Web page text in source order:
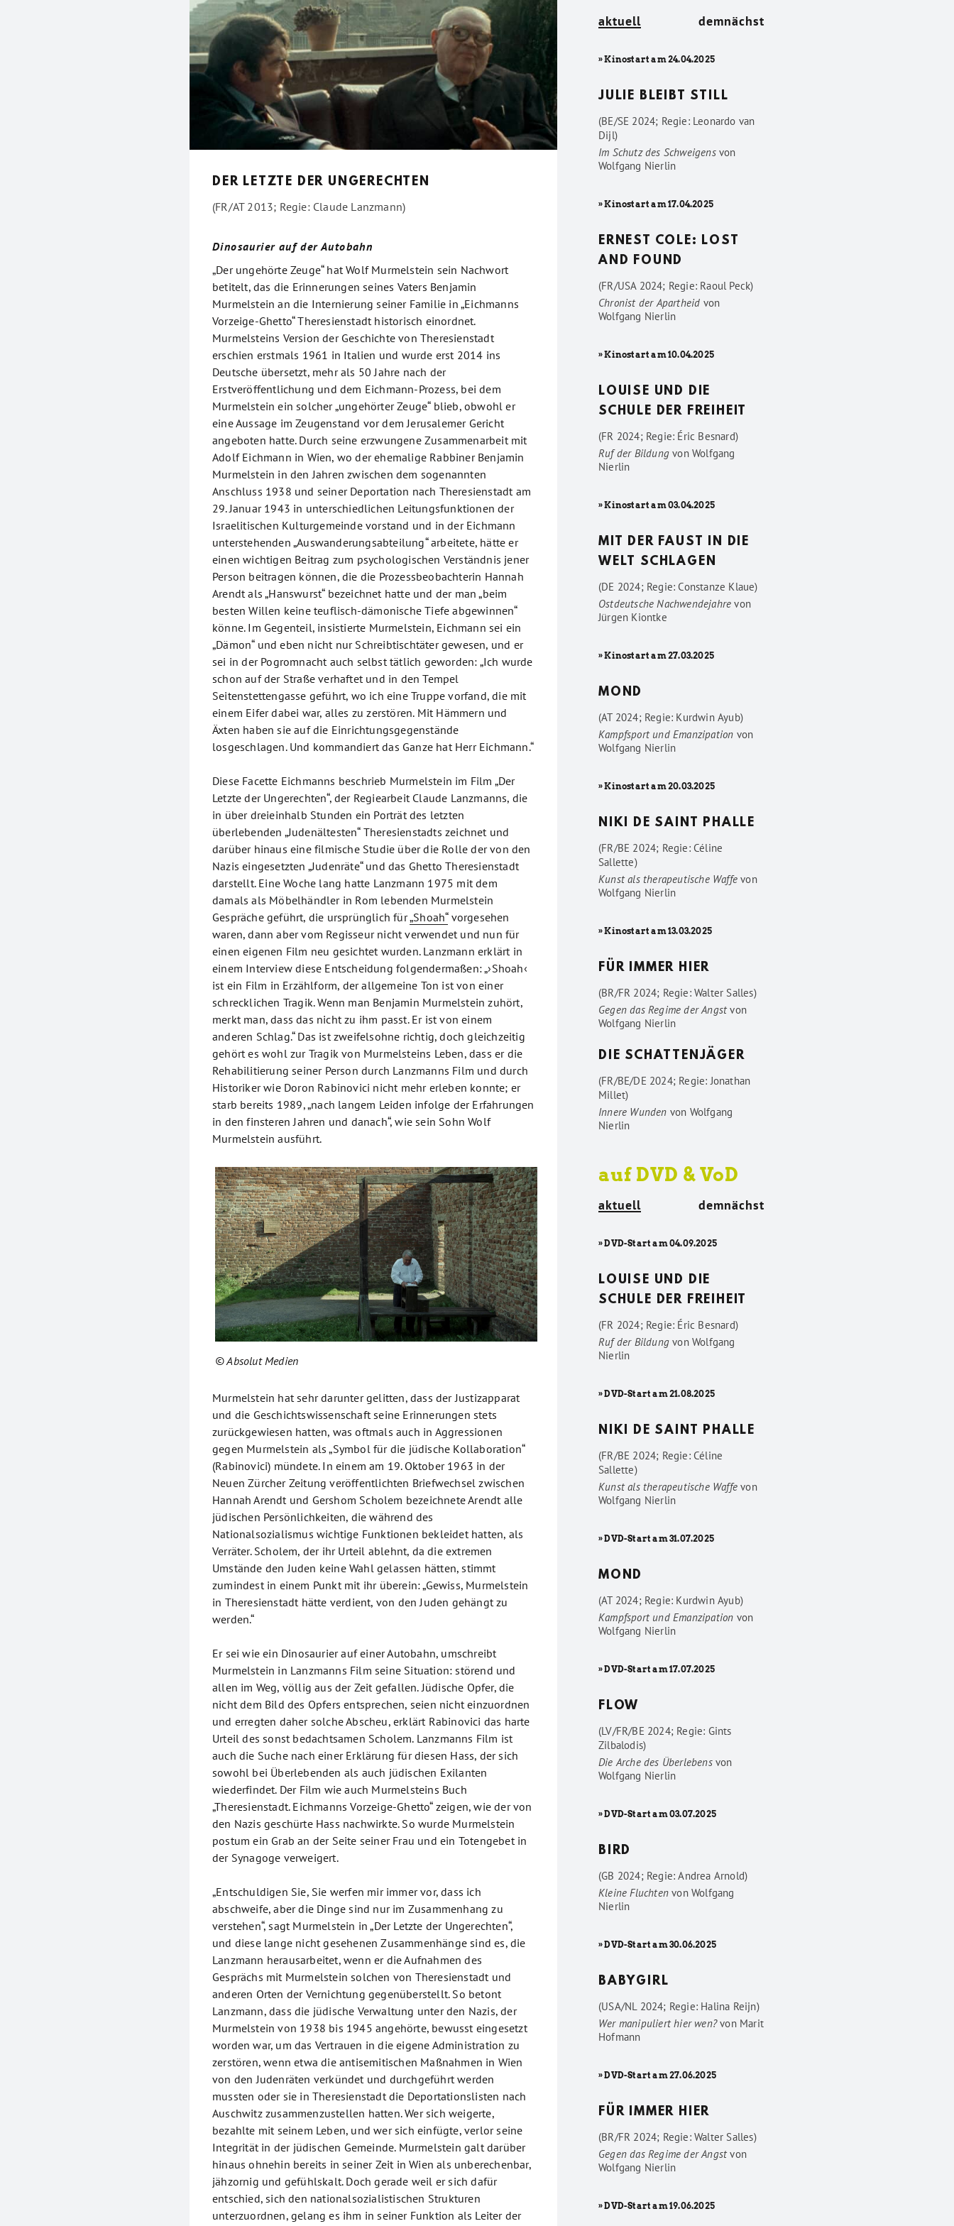
DER LETZTE DER UNGERECHTEN
(FR/AT 2013; Regie: Claude Lanzmann)
Dinosaurier auf der Autobahn
„Der ungehörte Zeuge“ hat Wolf Murmelstein sein Nachwort
betitelt, das die Erinnerungen seines Vaters Benjamin
Murmelstein an die Internierung seiner Familie in „Eichmanns
Vorzeige-Ghetto“ Theresienstadt historisch einordnet.
Murmelsteins Version der Geschichte von Theresienstadt
erschien erstmals 1961 in Italien und wurde erst 2014 ins
Deutsche übersetzt, mehr als 50 Jahre nach der
Erstveröffentlichung und dem Eichmann-Prozess, bei dem
Murmelstein ein solcher „ungehörter Zeuge“ blieb, obwohl er
eine Aussage im Zeugenstand vor dem Jerusalemer Gericht
angeboten hatte. Durch seine erzwungene Zusammenarbeit mit
Adolf Eichmann in Wien, wo der ehemalige Rabbiner Benjamin
Murmelstein in den Jahren zwischen dem sogenannten
Anschluss 1938 und seiner Deportation nach Theresienstadt am
29. Januar 1943 in unterschiedlichen Leitungsfunktionen der
Israelitischen Kulturgemeinde vorstand und in der Eichmann
unterstehenden „Auswanderungsabteilung“ arbeitete, hätte er
einen wichtigen Beitrag zum psychologischen Verständnis jener
Person beitragen können, die die Prozessbeobachterin Hannah
Arendt als „Hanswurst“ bezeichnet hatte und der man „beim
besten Willen keine teuflisch-dämonische Tiefe abgewinnen“
könne. Im Gegenteil, insistierte Murmelstein, Eichmann sei ein
„Dämon“ und eben nicht nur Schreibtischtäter gewesen, und er
sei in der Pogromnacht auch selbst tätlich geworden: „Ich wurde
schon auf der Straße verhaftet und in den Tempel
Seitenstettengasse geführt, wo ich eine Truppe vorfand, die mit
einem Eifer dabei war, alles zu zerstören. Mit Hämmern und
Äxten haben sie auf die Einrichtungsgegenstände
losgeschlagen. Und kommandiert das Ganze hat Herr Eichmann.“
Diese Facette Eichmanns beschrieb Murmelstein im Film „Der
Letzte der Ungerechten“, der Regiearbeit Claude Lanzmanns, die
in über dreieinhalb Stunden ein Porträt des letzten
überlebenden „Judenältesten“ Theresienstadts zeichnet und
darüber hinaus eine filmische Studie über die Rolle der von den
Nazis eingesetzten „Judenräte“ und das Ghetto Theresienstadt
darstellt. Eine Woche lang hatte Lanzmann 1975 mit dem
damals als Möbelhändler in Rom lebenden Murmelstein
Gespräche geführt, die ursprünglich für„Shoah“vorgesehen
waren, dann aber vom Regisseur nicht verwendet und nun für
einen eigenen Film neu gesichtet wurden. Lanzmann erklärt in
einem Interview diese Entscheidung folgendermaßen: „›Shoah‹
ist ein Film in Erzählform, der allgemeine Ton ist von einer
schrecklichen Tragik. Wenn man Benjamin Murmelstein zuhört,
merkt man, dass das nicht zu ihm passt. Er ist von einem
anderen Schlag.“ Das ist zweifelsohne richtig, doch gleichzeitig
gehört es wohl zur Tragik von Murmelsteins Leben, dass er die
Rehabilitierung seiner Person durch Lanzmanns Film und durch
Historiker wie Doron Rabinovici nicht mehr erleben konnte; er
starb bereits 1989, „nach langem Leiden infolge der Erfahrungen
in den finsteren Jahren und danach“, wie sein Sohn Wolf
Murmelstein ausführt.
© Absolut Medien
Murmelstein hat sehr darunter gelitten, dass der Justizapparat
und die Geschichtswissenschaft seine Erinnerungen stets
zurückgewiesen hatten, was oftmals auch in Aggressionen
gegen Murmelstein als „Symbol für die jüdische Kollaboration“
(Rabinovici) mündete. In einem am 19. Oktober 1963 in der
Neuen Zürcher Zeitung veröffentlichten Briefwechsel zwischen
Hannah Arendt und Gershom Scholem bezeichnete Arendt alle
jüdischen Persönlichkeiten, die während des
Nationalsozialismus wichtige Funktionen bekleidet hatten, als
Verräter. Scholem, der ihr Urteil ablehnt, da die extremen
Umstände den Juden keine Wahl gelassen hätten, stimmt
zumindest in einem Punkt mit ihr überein: „Gewiss, Murmelstein
in Theresienstadt hätte verdient, von den Juden gehängt zu
werden.“
Er sei wie ein Dinosaurier auf einer Autobahn, umschreibt
Murmelstein in Lanzmanns Film seine Situation: störend und
allen im Weg, völlig aus der Zeit gefallen. Jüdische Opfer, die
nicht dem Bild des Opfers entsprechen, seien nicht einzuordnen
und erregten daher solche Abscheu, erklärt Rabinovici das harte
Urteil des sonst bedachtsamen Scholem. Lanzmanns Film ist
auch die Suche nach einer Erklärung für diesen Hass, der sich
sowohl bei Überlebenden als auch jüdischen Exilanten
wiederfindet. Der Film wie auch Murmelsteins Buch
„Theresienstadt. Eichmanns Vorzeige-Ghetto“ zeigen, wie der von
den Nazis geschürte Hass nachwirkte. So wurde Murmelstein
postum ein Grab an der Seite seiner Frau und ein Totengebet in
der Synagoge verweigert.
„Entschuldigen Sie, Sie werfen mir immer vor, dass ich
abschweife, aber die Dinge sind nur im Zusammenhang zu
verstehen“, sagt Murmelstein in „Der Letzte der Ungerechten“,
und diese lange nicht gesehenen Zusammenhänge sind es, die
Lanzmann herausarbeitet, wenn er die Aufnahmen des
Gesprächs mit Murmelstein solchen von Theresienstadt und
anderen Orten der Vernichtung gegenüberstellt. So betont
Lanzmann, dass die jüdische Verwaltung unter den Nazis, der
Murmelstein von 1938 bis 1945 angehörte, bewusst eingesetzt
worden war, um das Vertrauen in die eigene Administration zu
zerstören, wenn etwa die antisemitischen Maßnahmen in Wien
von den Judenräten verkündet und durchgeführt werden
mussten oder sie in Theresienstadt die Deportationslisten nach
Auschwitz zusammenzustellen hatten. Wer sich weigerte,
bezahlte mit seinem Leben, und wer sich einfügte, verlor seine
Integrität in der jüdischen Gemeinde. Murmelstein galt darüber
hinaus ohnehin bereits in seiner Zeit in Wien als unberechenbar,
jähzornig und gefühlskalt. Doch gerade weil er sich dafür
entschied, sich den nationalsozialistischen Strukturen
unterzuordnen, gelang es ihm in seiner Funktion als Leiter der
aktuell demnächst
» Kinostart am 24.04.2025
JULIE BLEIBT STILL
(BE/SE 2024; Regie: Leonardo van
Dijl)
Im Schutz des Schweigensvon
Wolfgang Nierlin
» Kinostart am 17.04.2025
ERNEST COLE: LOST
AND FOUND
(FR/USA 2024; Regie: Raoul Peck)
Chronist der Apartheid von
Wolfgang Nierlin
» Kinostart am 10.04.2025
LOUISE UND DIE
SCHULE DER FREIHEIT
(FR 2024; Regie: Éric Besnard)
Ruf der Bildungvon Wolfgang
Nierlin
» Kinostart am 03.04.2025
MIT DER FAUST IN DIE
WELT SCHLAGEN
(DE 2024; Regie: Constanze Klaue)
Ostdeutsche Nachwendejahre von
Jürgen Kiontke
» Kinostart am 27.03.2025
MOND
(AT 2024; Regie: Kurdwin Ayub)
Kampfsport und Emanzipation von
Wolfgang Nierlin
» Kinostart am 20.03.2025
NIKI DE SAINT PHALLE
(FR/BE 2024; Regie: Céline
Sallette)
Kunst als therapeutische Waffevon
Wolfgang Nierlin
» Kinostart am 13.03.2025
FÜR IMMER HIER
(BR/FR 2024; Regie: Walter Salles)
Gegen das Regime der Angstvon
Wolfgang Nierlin
DIE SCHATTENJÄGER
(FR/BE/DE 2024; Regie: Jonathan
Millet)
Innere Wunden von Wolfgang
Nierlin
auf DVD & VoD
aktuell demnächst
» DVD-Start am 04.09.2025
LOUISE UND DIE
SCHULE DER FREIHEIT
(FR 2024; Regie: Éric Besnard)
Ruf der Bildungvon Wolfgang
Nierlin
» DVD-Start am 21.08.2025
NIKI DE SAINT PHALLE
(FR/BE 2024; Regie: Céline
Sallette)
Kunst als therapeutische Waffevon
Wolfgang Nierlin
» DVD-Start am 31.07.2025
MOND
(AT 2024; Regie: Kurdwin Ayub)
Kampfsport und Emanzipation von
Wolfgang Nierlin
» DVD-Start am 17.07.2025
FLOW
(LV/FR/BE 2024; Regie: Gints
Zilbalodis)
Die Arche des Überlebensvon
Wolfgang Nierlin
» DVD-Start am 03.07.2025
BIRD
(GB 2024; Regie: Andrea Arnold)
Kleine Fluchtenvon Wolfgang
Nierlin
» DVD-Start am 30.06.2025
BABYGIRL
(USA/NL 2024; Regie: Halina Reijn)
Wer manipuliert hier wen?von Marit
Hofmann
» DVD-Start am 27.06.2025
FÜR IMMER HIER
(BR/FR 2024; Regie: Walter Salles)
Gegen das Regime der Angstvon
Wolfgang Nierlin
» DVD-Start am 19.06.2025